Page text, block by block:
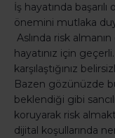
İş hayatında başarılı
önemini mutlaka
Aslında risk
hayatınız için geçerli.
karşılaştığınız
Bazen gözünüzde
beklendiği gibi
koruyarak risk
dijital koşullarında